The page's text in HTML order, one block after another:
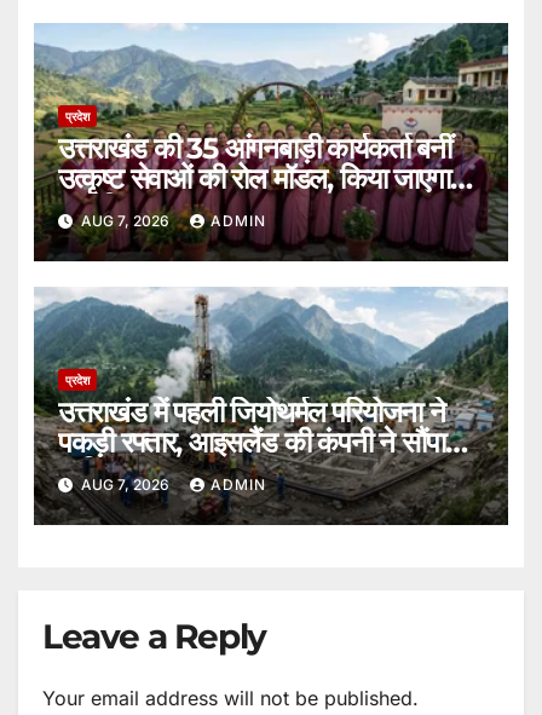
प्रदेश
उत्तराखंड की 35 आंगनबाड़ी कार्यकर्ता बनीं
उत्कृष्ट सेवाओं की रोल मॉडल, किया जाएगा
सम्मानित।
AUG 7, 2026 ADMIN
प्रदेश
उत्तराखंड में पहली जियोथर्मल परियोजना ने
पकड़ी रफ्तार, आइसलैंड की कंपनी ने सौंपा
ब्लूप्रिंट।
AUG 7, 2026 ADMIN
Leave a Reply
Your email address will not be published.